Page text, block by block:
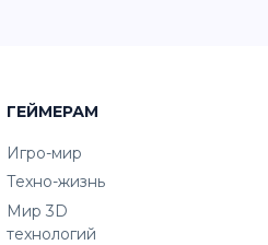
ГЕЙМЕРАМ
Игро-мир
Техно-жизнь
Мир 3D
технологий